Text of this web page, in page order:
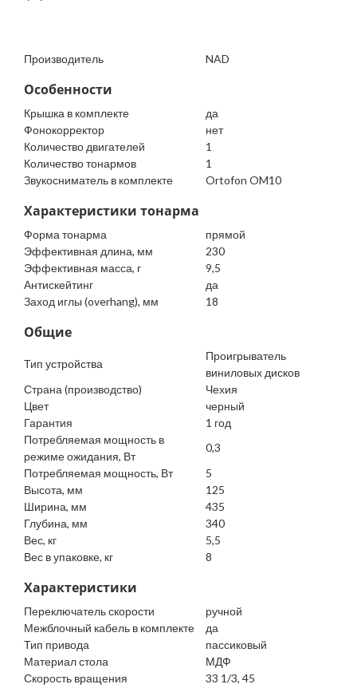
Производитель NAD
Особенности
Крышка в комплекте
да
Фонокорректор
нет
Количество двигателей
1
Количество тонармов
1
Звукосниматель в комплекте
Ortofon OM10
Характеристики тонарма
Форма тонарма
прямой
Эффективная длина, мм
230
Эффективная масса, г
9,5
Антискейтинг
да
Заход иглы (overhang), мм
18
Общие
Тип устройства
Проигрыватель
виниловых дисков
Страна (производство)
Чехия
Цвет
черный
Гарантия
1 год
Потребляемая мощность в
режиме ожидания, Вт
0,3
Потребляемая мощность, Вт
5
Высота, мм
125
Ширина, мм
435
Глубина, мм
340
Вес, кг
5,5
Вес в упаковке, кг
8
Характеристики
Переключатель скорости
ручной
Межблочный кабель в комплекте
да
Тип привода
пассиковый
Материал стола
МДФ
Скорость вращения
33 1/3, 45